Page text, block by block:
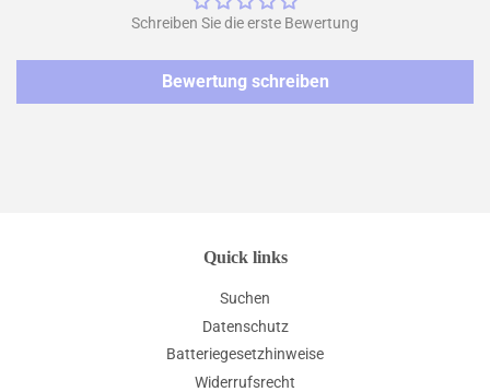
Schreiben Sie die erste Bewertung
Bewertung schreiben
Quick links
Suchen
Datenschutz
Batteriegesetzhinweise
Widerrufsrecht